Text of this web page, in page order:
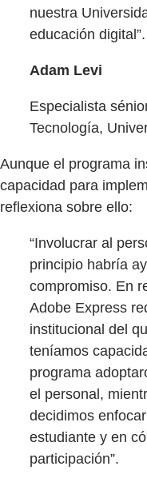
nuestra
educación digital”.
Adam Levi
Especialista
Tecnología,
Aunque el programa
capacidad para
reflexiona sobre ello:
“Involucrar al
principio habría
compromiso. En
Adobe Express
institucional del
teníamos
programa
el personal,
decidimos
estudiante y en
participación”.